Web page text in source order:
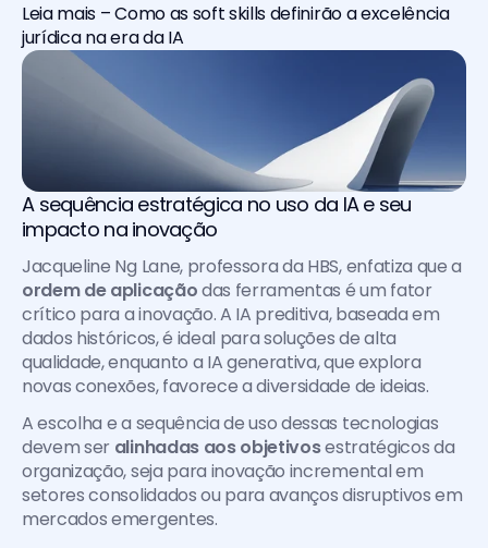
Leia mais – Como as soft skills definirão a excelência
jurídica na era da IA
A sequência estratégica no uso da IA e seu
impacto na inovação
ordem de aplicação das ferramentas é um fator
crítico para a inovação. A IA preditiva, baseada em
dados históricos, é ideal para soluções de alta
qualidade, enquanto a IA generativa, que explora
novas conexões, favorece a diversidade de ideias.
A escolha e a sequência de uso dessas tecnologias
devem ser alinhadas aos objetivos estratégicos da
organização, seja para inovação incremental em
setores consolidados ou para avanços disruptivos em
mercados emergentes.